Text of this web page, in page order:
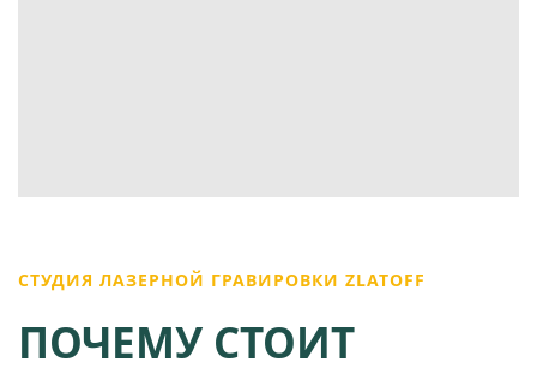
СТУДИЯ ЛАЗЕРНОЙ ГРАВИРОВКИ ZLATOFF
ПОЧЕМУ СТОИТ